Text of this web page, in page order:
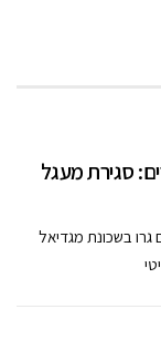
סגירת מעגל
בשכונת מגדיאל